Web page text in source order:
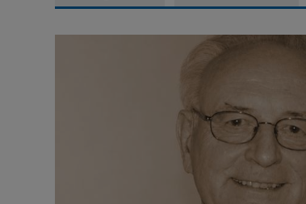
SPD trauert um Klaus Hänsch